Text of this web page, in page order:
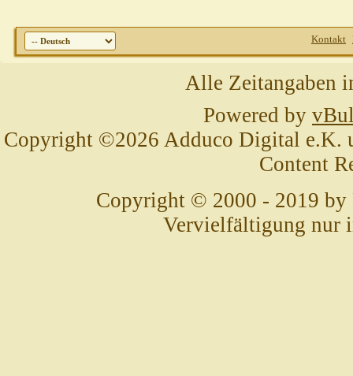
Kontakt
Alle Zeitangaben
Powered by
Copyright ©2026 Adduco Digital e.K.
Content
Copyright © 2000 - 2019 by
Vervielfältigung nur